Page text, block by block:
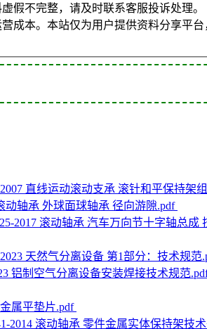
假不完整，请及时联系客服投诉处理。
本。本站仅为用户提供资料分享平
直线运动滚动支承 滚针和平保持架
动轴承 外球面球轴承 径向游隙.pdf
2017 滚动轴承 汽车万向节十字轴总成
天然气分离设备 第1部分：技术规范
铝制空气分离设备安装焊接技术规范
属平垫片.pdf
2014 滚动轴承 零件金属实体保持架技